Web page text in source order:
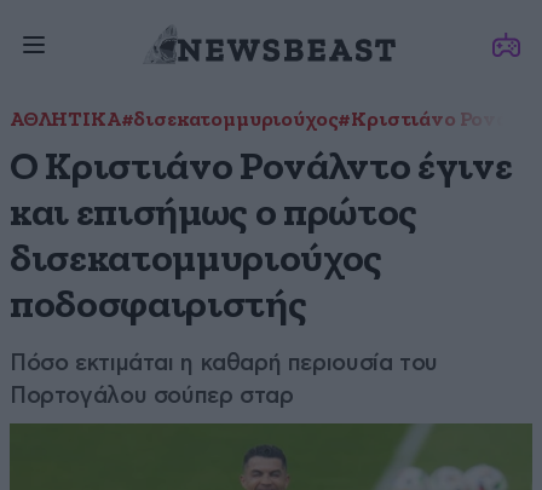
ΑΘΛΗΤΙΚΑ#δισεκατομμυριούχος#Κριστιάνο
Ο Κριστιάνο Ρονάλντο έγινε
και επισήμως ο πρώτος
δισεκατομμυριούχος
ποδοσφαιριστής
Πόσο εκτιμάται η καθαρή περιουσία του
Πορτογάλου σούπερ σταρ